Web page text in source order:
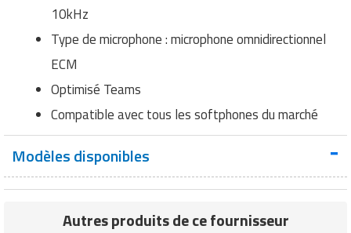
10kHz
Type de microphone : microphone omnidirectionnel
ECM
Optimisé Teams
Compatible avec tous les softphones du marché
Modèles disponibles
Autres produits de ce fournisseur